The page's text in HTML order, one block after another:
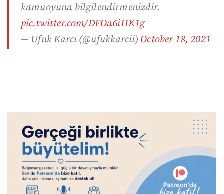
kamuoyuna bilgilendirmenizdir.
pic.twitter.com/DFOa6iHK1g
— Ufuk Karcı (@ufukkarcii) October 18, 2021